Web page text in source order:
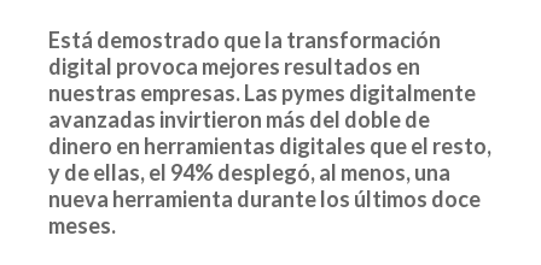
Está demostrado que la transformación
digital provoca mejores resultados en
nuestras empresas. Las pymes digitalmente
avanzadas invirtieron más del doble de
dinero en herramientas digitales que el resto,
y de ellas, el 94% desplegó, al menos, una
nueva herramienta durante los últimos doce
meses.